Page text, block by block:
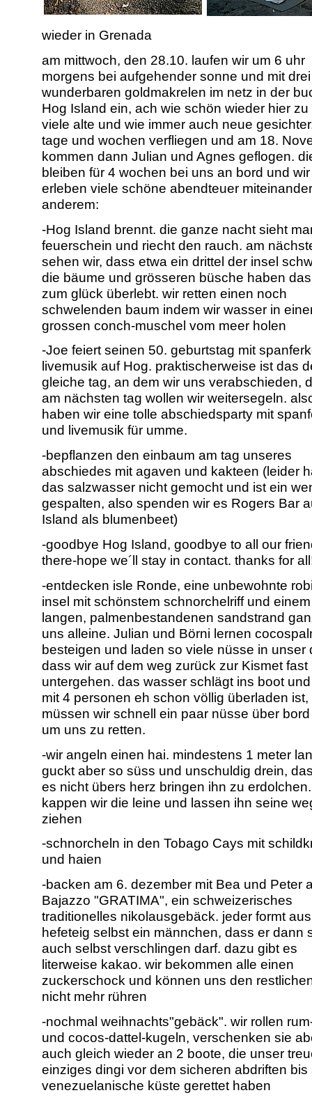
wieder in Grenada
am mittwoch, den 28.10. laufen wir um 6 uhr
morgens bei aufgehender sonne und mit drei
wunderbaren goldmakrelen im netz in der
Hog Island ein, ach wie schön wieder hier zu
viele alte und wie immer auch neue
tage und wochen verfliegen und am 18.
kommen dann Julian und Agnes geflogen.
bleiben für 4 wochen bei uns an bord und wir
erleben viele schöne abendteuer
anderem:
-Hog Island brennt. die ganze nacht sieht
feuerschein und riecht den rauch. am
sehen wir, dass etwa ein drittel der insel
die bäume und grösseren büsche haben
zum glück überlebt. wir retten einen noch
schwelenden baum indem wir wasser in
grossen conch-muschel vom meer holen
-Joe feiert seinen 50. geburtstag mit
livemusik auf Hog. praktischerweise ist das
gleiche tag, an dem wir uns verabschieden,
am nächsten tag wollen wir weitersegeln.
haben wir eine tolle abschiedsparty mit
und livemusik für umme.
-bepflanzen den einbaum am tag unseres
abschiedes mit agaven und kakteen (leider
das salzwasser nicht gemocht und ist ein
gespalten, also spenden wir es Rogers Bar
Island als blumenbeet)
-goodbye Hog Island, goodbye to all our
there-hope we´ll stay in contact. thanks for
-entdecken isle Ronde, eine unbewohnte
insel mit schönstem schnorchelriff und einem
langen, palmenbestandenen sandstrand
uns alleine. Julian und Börni lernen
besteigen und laden so viele nüsse in unser
dass wir auf dem weg zurück zur Kismet fast
untergehen. das wasser schlägt ins boot
mit 4 personen eh schon völlig überladen ist,
müssen wir schnell ein paar nüsse über
um uns zu retten.
-wir angeln einen hai. mindestens 1 meter
guckt aber so süss und unschuldig drein,
es nicht übers herz bringen ihn zu
kappen wir die leine und lassen ihn seine
ziehen
-schnorcheln in den Tobago Cays mit
und haien
-backen am 6. dezember mit Bea und Peter
Bajazzo "GRATIMA", ein schweizerisches
traditionelles nikolausgebäck. jeder formt aus
hefeteig selbst ein männchen, dass er dann
auch selbst verschlingen darf. dazu gibt es
literweise kakao. wir bekommen alle einen
zuckerschock und können uns den
nicht mehr rühren
-nochmal weihnachts"gebäck". wir rollen
und cocos-dattel-kugeln, verschenken sie
auch gleich wieder an 2 boote, die unser
einziges dingi vor dem sicheren abdriften bis
venezuelanische küste gerettet haben